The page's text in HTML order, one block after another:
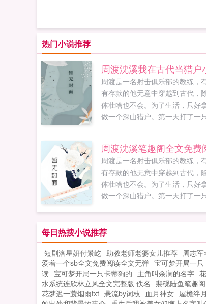
热门小说推荐
周渡是一名射击俱乐部的教练，
有存款的他无意中穿越到古代，
体壮啥也不会。为了生活，只好
做一个深山猎户。第一天打了一
炊烟，以及那飘来若有似无的香
了！山下的你能不能不要再做饭
到我了！山下正在做饭的双儿打
谁在唠叨我？周渡见到沈溪的第
捧着一个碗，小口小口的在吃饭
得没话说，已经饿了三天的他，
亮，但生平第一次被人直勾勾地盯
些不自在，于是他做了个决定，
他！他看我眼神不对是喜欢我吧
我饭是喜欢我吧于是两人为了让
心，各自出招。做废了的菜送给
他。打死了的鸡，丢他门口，以
周渡沈溪笔趣阁全文免费
周渡是一名射击俱乐部的教练，
有存款的他无意中穿越到古代，
体壮啥也不会。为了生活，只好
做一个深山猎户。第一天打了一
炊烟，以及那飘来若有似无的香味
了！山下的你能不能不要再做饭
到我了！山下正在做饭的双儿打
谁在唠叨我？周渡见到沈溪的第
捧着一个碗，小口小口的在吃饭
得没话说，已经饿了三天的他，
盯着那碗饭！沈溪一直都知道自
每日热搜小说推荐
短剧洛星妍付景屹 助教老师老婆女儿推荐 周志
爱着一个sb全文免费阅读全文无弹 宝可梦开局一只
读 宝可梦开局一只卡蒂狗的 主角叫余澜的名字
水系统连欣林立风全文完整版 佚名
裴砚陆鱼笔趣阁
花梦迟一蓑烟雨txt 悬流by词枝 血月神女 屋檐绊